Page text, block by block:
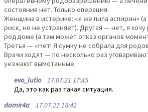
состояния нет. Только операция.
Женщина в истерике: «я же пила аспирин»
риск, но не устраняет). Другая — нет, я
роддоме (а там может отказ органов
Третья — «Нет! Я сумку не собрала для
Врачи ходят — по несколько раз
уезжают вымотанные.
evo_lutio17.07.21 17:45
Да, это как раз такая ситуация.
damir4a 17.07.21 18:42